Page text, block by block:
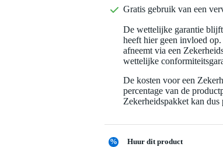
Gratis gebruik van een
De wettelijke garantie
heeft hier geen invloed
afneemt via een
wettelijke
De kosten voor een
percentage van de
Zekerheidspakket kan
% Huur dit product